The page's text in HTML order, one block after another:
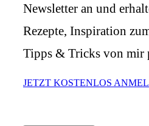
Newsletter an und
Rezepte, Inspiration
Tipps & Tricks von mir
JETZT KOSTENLOS